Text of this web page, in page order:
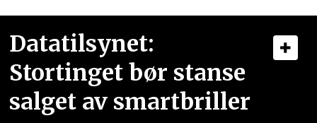
Datatilsynet:
Stortinget bør stanse
salget av smartbriller